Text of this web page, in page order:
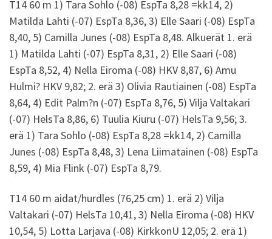
T14 60 m 1) Tara Sohlo (-08) EspTa 8,28 =kk14, 2)
Matilda Lahti (-07) EspTa 8,36, 3) Elle Saari (-08) EspTa
8,40, 5) Camilla Junes (-08) EspTa 8,48. Alkuerät 1. erä
1) Matilda Lahti (-07) EspTa 8,31, 2) Elle Saari (-08)
EspTa 8,52, 4) Nella Eiroma (-08) HKV 8,87, 6) Amu
Hulmi? HKV 9,82; 2. erä 3) Olivia Rautiainen (-08) EspTa
8,64, 4) Edit Palm?n (-07) EspTa 8,76, 5) Vilja Valtakari
(-07) HelsTa 8,86, 6) Tuulia Kiuru (-07) HelsTa 9,56; 3.
erä 1) Tara Sohlo (-08) EspTa 8,28 =kk14, 2) Camilla
Junes (-08) EspTa 8,48, 3) Lena Liimatainen (-08) EspTa
8,59, 4) Mia Flink (-07) EspTa 8,79.
T14 60 m aidat/hurdles (76,25 cm) 1. erä 2) Vilja
Valtakari (-07) HelsTa 10,41, 3) Nella Eiroma (-08) HKV
10,54, 5) Lotta Larjava (-08) KirkkonU 12,05; 2. erä 1)